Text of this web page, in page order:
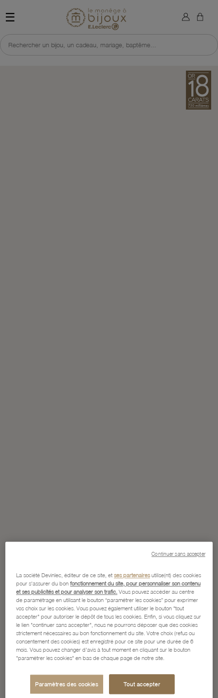
☰ Retour à l'accueil du site
Rechercher un bijou, un cadeau, mariage, baptême...
×
La société Devinlec, éditeur de ce site, etses partenairesutilise(nt) des cookies
pour s'assurer du bonfonctionnement du site, pour personnaliser son contenu
et ses publicités et pour analyser son trafic. Vous pouvez accéder au centre
de paramétrage en utilisant le bouton “paramétrer les cookies” pour exprimer
vos choix sur les cookies. Vous pouvez également utiliser le bouton "tout
accepter" pour autoriser le dépôt de tous les cookies. Enfin, si vous cliquez sur
le lien "continuer sans accepter", nous ne pourrons déposer que des cookies
strictement nécessaires au bon fonctionnement du site. Votre choix (refus ou
consentement des cookies) est enregistré pour ce site pour une durée de 6
mois. Vous pouvez changer d'avis à tout moment en cliquant sur le bouton
"paramétrer les cookies" en bas de chaque page de notre site.
Paramètres des cookies Tout accepter
Continuer sans accepter